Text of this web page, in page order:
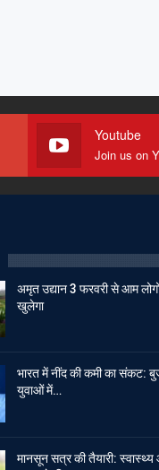
Youtube
Join us on
अमृत उद्यान 3 फरवरी से आम
खुलेगा
भारत में नींद की कमी का संकट:
युवाओं में…
मानसून सत्र की तैयारी: